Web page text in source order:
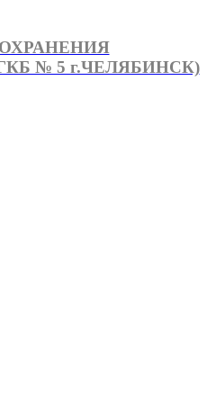
№ 5 г.ЧЕЛЯБИНСК)